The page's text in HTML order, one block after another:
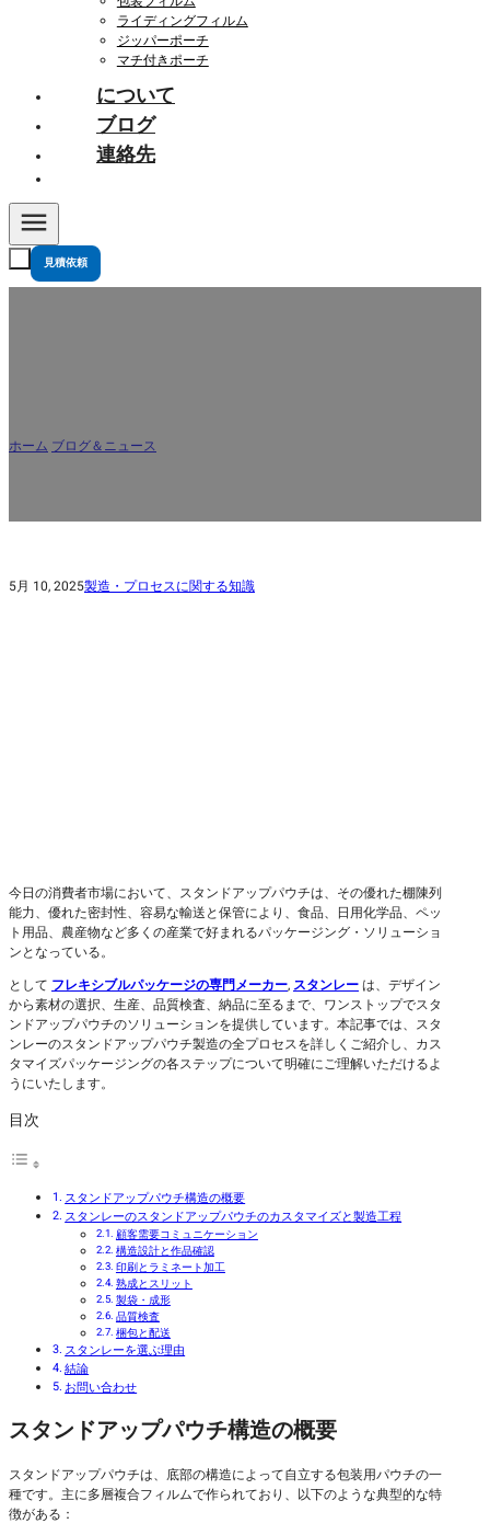
ライディングフィルム
ジッパーポーチ
マチ付きポーチ
について
ブログ
連絡先
見積依頼
ホーム ブログ＆ニュース
5月 10, 2025製造・プロセスに関する知識
今日の消費者市場において、スタンドアップパウチは、その優れた棚陳列
能力、優れた密封性、容易な輸送と保管により、食品、日用化学品、ペッ
ト用品、農産物など多くの産業で好まれるパッケージング・ソリューショ
ンとなっている。
として フレキシブルパッケージの専門メーカー, スタンレーは、デザイン
から素材の選択、生産、品質検査、納品に至るまで、ワンストップでスタ
ンドアップパウチのソリューションを提供しています。本記事では、スタ
ンレーのスタンドアップパウチ製造の全プロセスを詳しくご紹介し、カス
タマイズパッケージングの各ステップについて明確にご理解いただけるよ
うにいたします。
目次
スタンドアップパウチ構造の概要
スタンレーのスタンドアップパウチのカスタマイズと製造工程
顧客需要コミュニケーション
構造設計と作品確認
印刷とラミネート加工
熟成とスリット
製袋・成形
品質検査
梱包と配送
スタンレーを選ぶ理由
結論
お問い合わせ
スタンドアップパウチ構造の概要
スタンドアップパウチは、底部の構造によって自立する包装用パウチの一
種です。主に多層複合フィルムで作られており、以下のような典型的な特
徴がある：